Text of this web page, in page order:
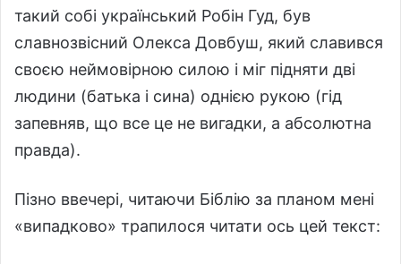
такий собі український Робін Гуд, був
славнозвісний Олекса Довбуш, який славився
своєю неймовірною силою і міг підняти дві
людини (батька і сина) однією рукою (гід
запевняв, що все це не вигадки, а абсолютна
правда).
Пізно ввечері, читаючи Біблію за планом мені
«випадково» трапилося читати ось цей текст: